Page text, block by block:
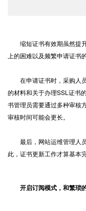
缩短证书有效期虽然提升
上的困难以及频繁申请证书
在申请证书时，采购人员
的材料和关于办理SSL证书
书管理员需要通过多种审核
审核时间可能会更长。
最后，网站运维管理人员
此，证书更新工作才算基本
开启订阅模式，和繁琐